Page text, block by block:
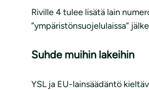
Riville 4 tulee lisätä lain
”ympäristönsuojelulaissa”
Suhde muihin lakeihin
YSL ja EU-lainsäädäntö